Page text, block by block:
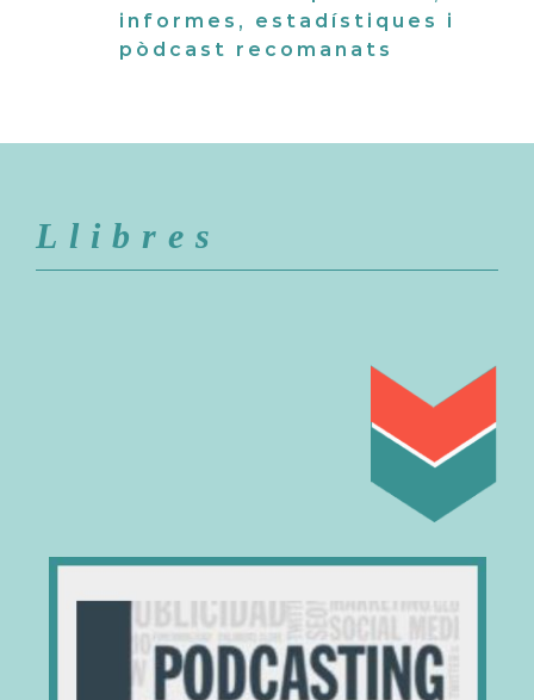
informes, estadístiques i
pòdcast recomanats
Llibres